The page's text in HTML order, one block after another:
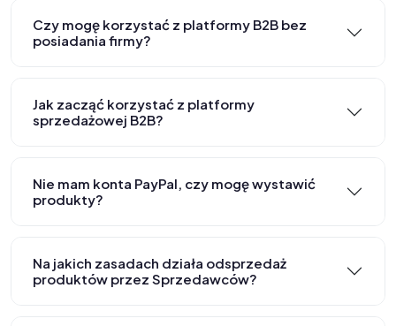
Czy mogę korzystać z platformy B2B bez
posiadania firmy?
Jak zacząć korzystać z platformy
sprzedażowej B2B?
Nie mam konta PayPal, czy mogę wystawić
produkty?
Na jakich zasadach działa odsprzedaż
produktów przez Sprzedawców?